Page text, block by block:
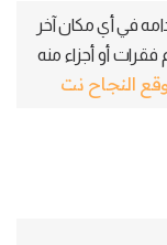
في أي مكان آخر
فقرات أو أجزاء منه
النجاح نت